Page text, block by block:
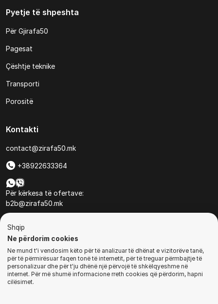
Pyetje të shpeshta
Për Gjirafa50
Pagesat
Çështje teknike
Transporti
Porositë
Kontakti
contact@zirafa50.mk
+38922633364
Për kërkesa të ofertave:
b2b@zirafa50.mk
© Të gjitha të drejtat e rezervuara
Shqip
Ne përdorim cookies
Ne mund t'i vendosim këto për të analizuar të dhënat e vizitorëve tanë,
për të përmirësuar faqen tonë të internetit, për të treguar përmbajtje të
personalizuar dhe për t'ju dhënë një përvojë të shkëlqyeshme në
internet. Për më shumë informacione rreth cookies që përdorim, hapni
cilësimet.